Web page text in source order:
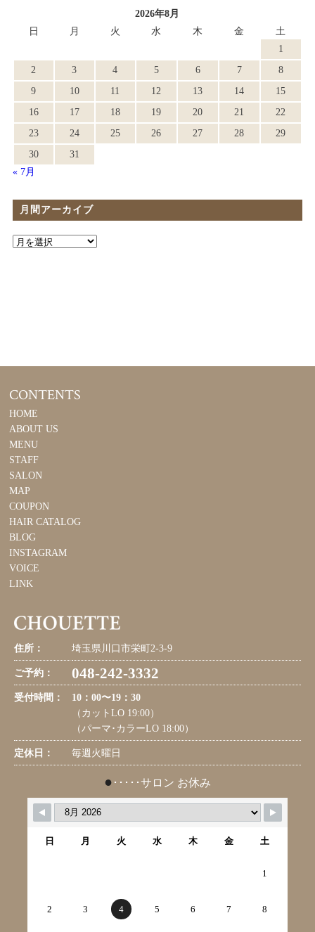
2026年8月
日
月 火 水 木 金
土
1
2
3 4 5 6 7
8
9
10 11 12 13 14
15
16
17 18 19 20 21
22
23
24 25 26 27 28
29
30
31
« 7月
月間アーカイブ
CONTENTS
HOME
ABOUT US
MENU
STAFF
SALON
MAP
COUPON
HAIR CATALOG
BLOG
INSTAGRAM
VOICE
LINK
住所： 埼玉県川口市栄町2-3-9
ご予約： 048-242-3332
受付時間：
10：00〜19：30
（カットLO 19:00）
（パーマ･カラーLO 18:00）
定休日： 毎週火曜日
● ･････サロン お休み
日 月 火 水 木 金 土
1
2 3 4 5 6 7 8